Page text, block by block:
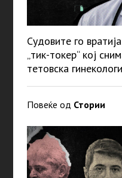
Судовите го
„тик-токер“ кој
тетовска
Повеќе од Стории